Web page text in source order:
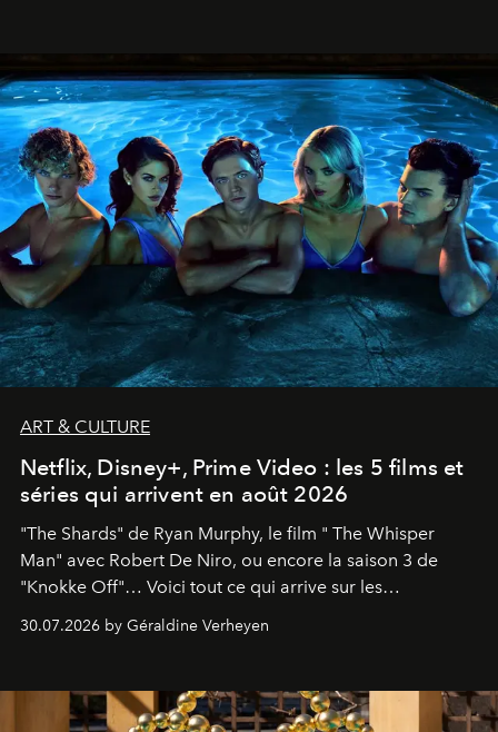
ART & CULTURE
Netflix, Disney+, Prime Video : les 5 films et
séries qui arrivent en août 2026
"The Shards" de Ryan Murphy, le film " The Whisper
Man" avec Robert De Niro, ou encore la saison 3 de
"Knokke Off"… Voici tout ce qui arrive sur les
30.07.2026 by Géraldine Verheyen